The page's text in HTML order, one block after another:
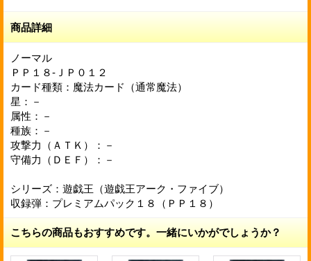
商品詳細
ノーマル
ＰＰ１８-ＪＰ０１２
カード種類：魔法カード（通常魔法）
星：－
属性：－
種族：－
攻撃力（ＡＴＫ）：－
守備力（ＤＥＦ）：－
シリーズ：遊戯王（遊戯王アーク・ファイブ）
収録弾：プレミアムパック１８（ＰＰ１８）
こちらの商品もおすすめです。一緒にいかがでしょうか？